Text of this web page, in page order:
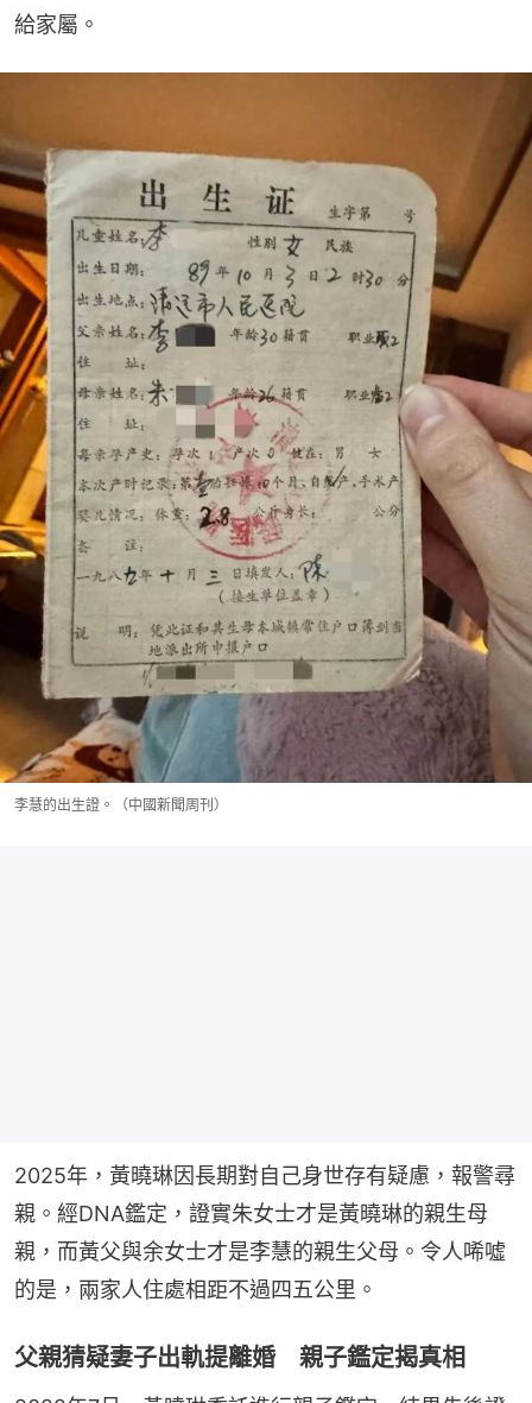
給家屬。
李慧的出生證。（中國新聞周刊）
2025年，黃曉琳因長期對自己身世存有疑慮，報警尋
親。經DNA鑑定，證實朱女士才是黃曉琳的親生母
親，而黃父與余女士才是李慧的親生父母。令人唏噓
的是，兩家人住處相距不過四五公里。
父親猜疑妻子出軌提離婚 親子鑑定揭真相